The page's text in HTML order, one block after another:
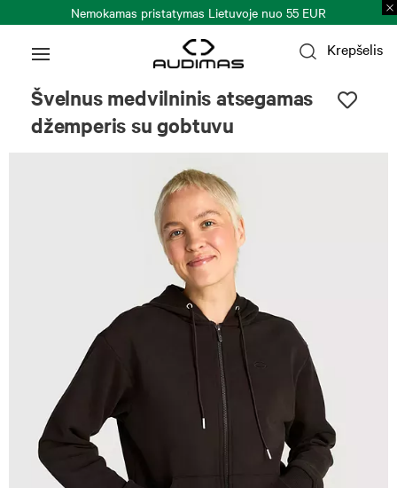
Nemokamas pristatymas Lietuvoje nuo 55 EUR
Krepšelis
Švelnus medvilninis atsegamas
džemperis su gobtuvu